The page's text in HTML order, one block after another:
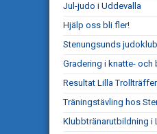
Jul-judo i Uddevalla
Hjälp oss bli fler!
Stenungsunds
Gradering i knatte- och
Resultat Lilla
Träningstävling hos
Klubbtränarutbildning i